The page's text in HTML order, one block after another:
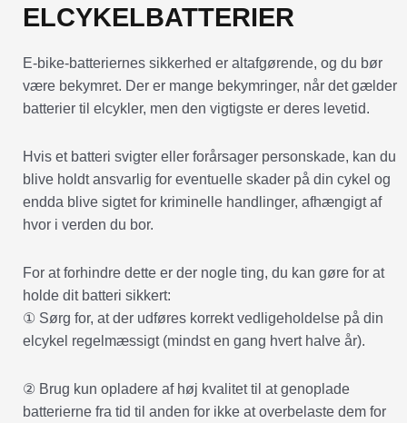
ELCYKELBATTERIER
E-bike-batteriernes sikkerhed er altafgørende, og du bør
være bekymret. Der er mange bekymringer, når det gælder
batterier til elcykler, men den vigtigste er deres levetid.
Hvis et batteri svigter eller forårsager personskade, kan du
blive holdt ansvarlig for eventuelle skader på din cykel og
endda blive sigtet for kriminelle handlinger, afhængigt af
hvor i verden du bor.
For at forhindre dette er der nogle ting, du kan gøre for at
holde dit batteri sikkert:
① Sørg for, at der udføres korrekt vedligeholdelse på din
elcykel regelmæssigt (mindst en gang hvert halve år).
② Brug kun opladere af høj kvalitet til at genoplade
batterierne fra tid til anden for ikke at overbelaste dem for